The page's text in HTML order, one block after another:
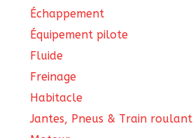
Échappement
Équipement pilote
Fluide
Freinage
Habitacle
Jantes, Pneus & Train roulant